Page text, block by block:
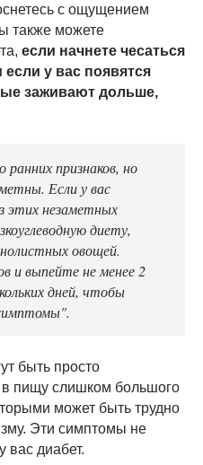
с ощущением
также можете
если начнете чесаться
у вас появятся
заживают дольше,
признаков, но
Если у вас
этих незаметных
диету,
овощей.
и выпейте не менее 2
дней, чтобы
быть просто
в пищу слишком большого
может быть трудно
Эти симптомы не
вас диабет.